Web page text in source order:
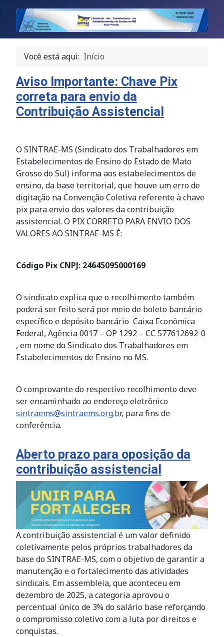
Você está aqui: Início
Aviso Importante: Chave Pix
correta para envio da
Contribuição Assistencial
O SINTRAE-MS (Sindicato dos Trabalhadores em
Estabelecimentos de Ensino do Estado de Mato
Grosso do Sul) informa aos estabelecimentos de
ensino, da base territorial, que houve um erro de
digitação na Convenção Coletiva referente à chave
pix para envio dos valores da contribuição
assistencial. O PIX CORRETO PARA ENVIO DOS
VALORES AO SINTRAE-MS É:
Código Pix CNPJ: 24645095000169
O sindicato explica que o recolhimento também
poderá ser feito será por meio de boleto bancário
específico e depósito bancário Caixa Econômica
Federal, Agência 0017 – ОР 1292 – СС 577612692-0
, em nome do Sindicato dos Trabalhadores em
Estabelecimentos de Ensino no MS.
O comprovante do respectivo recolhimento deve
ser encaminhado ao endereço eletrônico
sintraems@sintraems.org.br, para fins de
conferência.
Aberto prazo para oposição da
contribuição assistencial
A contribuição assistencial é um valor definido
coletivamente pelos próprios trabalhadores da
base do SINTRAE-MS, com o objetivo de garantir a
manutenção e o fortalecimento das atividades
sindicais. Em assembleia, que aconteceu em
dezembro de 2025, a categoria aprovou o
percentual único de 3% do salário base reforçando
o compromisso coletivo com a luta por direitos e
conquistas.